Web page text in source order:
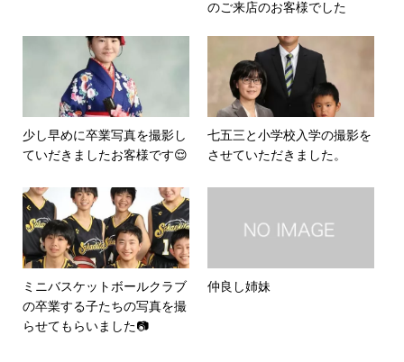
のご来店のお客様でした
少し早めに卒業写真を撮影し
ていだきましたお客様です😌
七五三と小学校入学の撮影を
させていただきました。
ミニバスケットボールクラブ
の卒業する子たちの写真を撮
らせてもらいました📷
仲良し姉妹